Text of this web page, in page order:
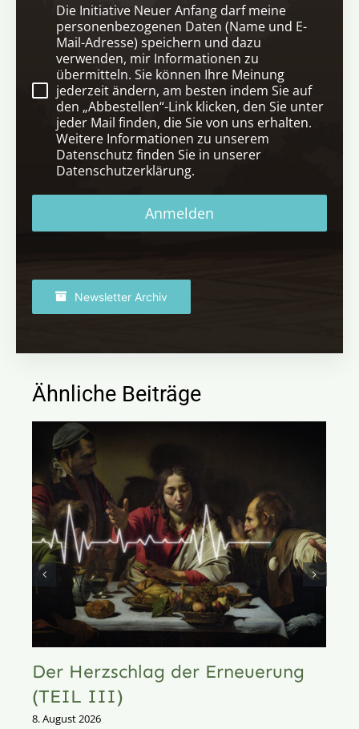
Die Initiative Neuer Anfang darf meine
personenbezogenen Daten (Name und E-
Mail-Adresse) speichern und dazu
verwenden, mir Informationen zu
übermitteln. Sie können Ihre Meinung
jederzeit ändern, am besten indem Sie auf
den „Abbestellen“-Link klicken, den Sie unter
jeder Mail finden, die Sie von uns erhalten.
Weitere Informationen zu unserem
Datenschutz finden Sie in unserer
Datenschutzerklärung.
Anmelden
Newsletter Archiv
Ähnliche Beiträge
Der Herzschlag der Erneuerung
(TEIL III)
8. August 2026